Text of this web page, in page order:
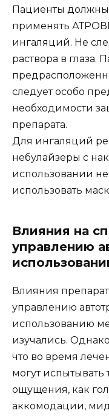
Пациенты должны
применять
ингаляций. Не
раствора в глаза.
следует особо
необходимости
препарата.
Для ингаляций
небулайзеры с
использовании
использовать
Влияния на
управлению
Влияния
управлению
использованию
изучались.
что во время
могут
ощущения, как
аккомодации,